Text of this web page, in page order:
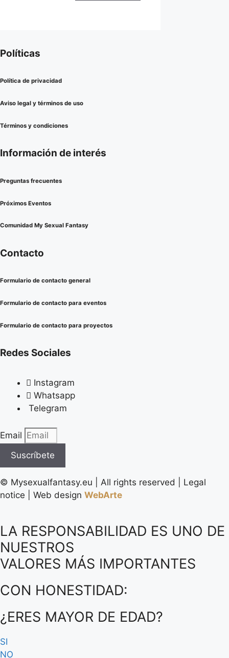
Políticas
Política de privacidad
Aviso legal y términos de uso
Términos y condiciones
Información de interés
Preguntas frecuentes
Próximos Eventos
Comunidad My Sexual Fantasy
Contacto
Formulario de contacto general
Formulario de contacto para eventos
Formulario de contacto para proyectos
Redes Sociales
Instagram
Whatsapp
Telegram
Email
Suscríbete
©️ Mysexualfantasy.eu | All rights reserved | Legal
notice | Web design WebArte
LA RESPONSABILIDAD ES UNO DE
NUESTROS
VALORES MÁS IMPORTANTES
CON HONESTIDAD:
¿ERES MAYOR DE EDAD?
SI
NO